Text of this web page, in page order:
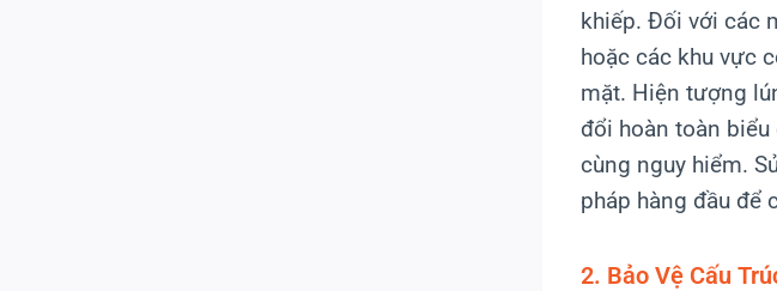
khiếp. Đối với các
hoặc các khu vực
mặt. Hiện tượng
đổi hoàn toàn
cùng nguy hiểm.
pháp hàng đầu để
2. Bảo Vệ Cấu